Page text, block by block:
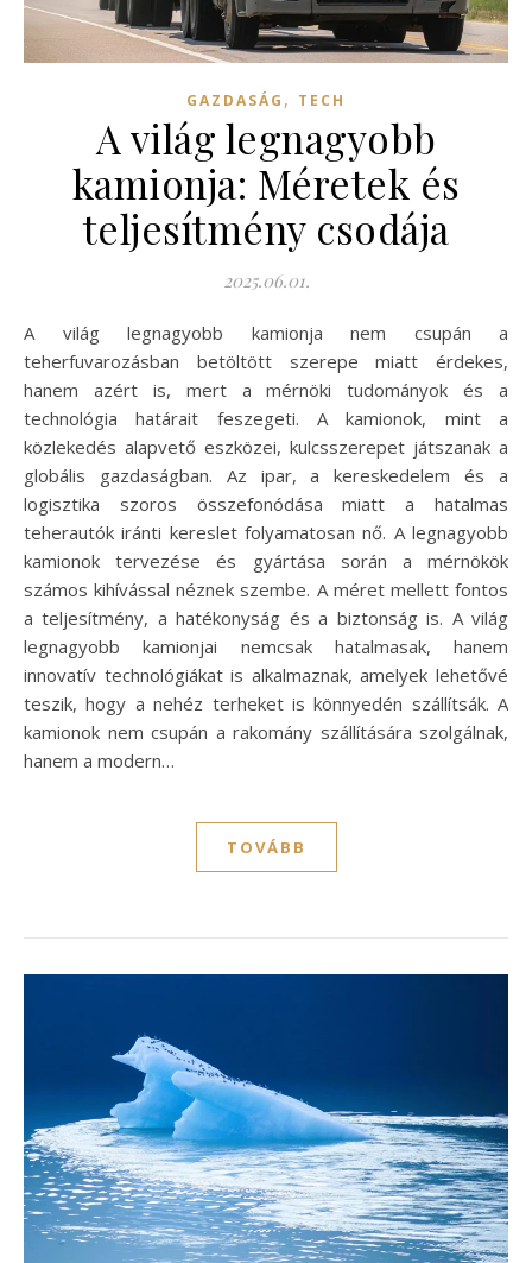
GAZDASÁG , TECH
A világ legnagyobb
kamionja: Méretek és
teljesítmény csodája
2025.06.01.
A világ legnagyobb kamionja nem csupán a
teherfuvarozásban betöltött szerepe miatt érdekes,
hanem azért is, mert a mérnöki tudományok és a
technológia határait feszegeti. A kamionok, mint a
közlekedés alapvető eszközei, kulcsszerepet játszanak a
globális gazdaságban. Az ipar, a kereskedelem és a
logisztika szoros összefonódása miatt a hatalmas
teherautók iránti kereslet folyamatosan nő. A legnagyobb
kamionok tervezése és gyártása során a mérnökök
számos kihívással néznek szembe. A méret mellett fontos
a teljesítmény, a hatékonyság és a biztonság is. A világ
legnagyobb kamionjai nemcsak hatalmasak, hanem
innovatív technológiákat is alkalmaznak, amelyek lehetővé
teszik, hogy a nehéz terheket is könnyedén szállítsák. A
kamionok nem csupán a rakomány szállítására szolgálnak,
hanem a modern…
TOVÁBB